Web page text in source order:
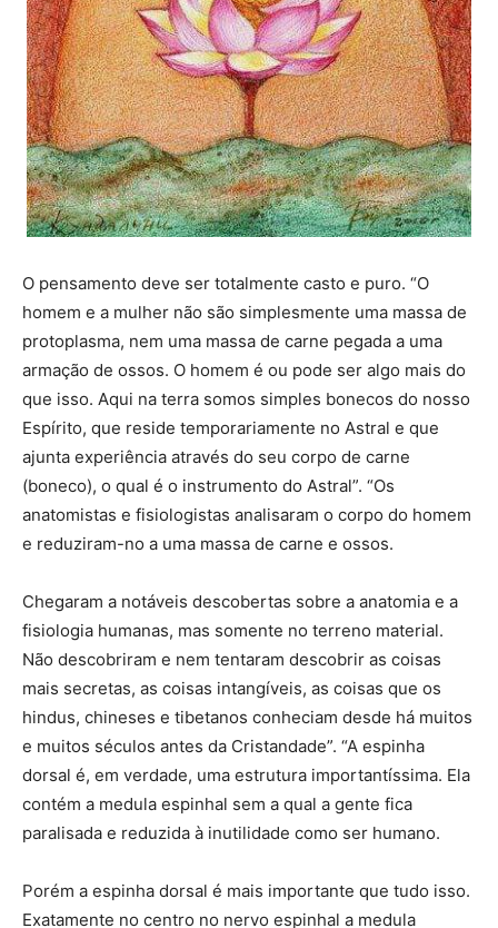
O pensamento deve ser totalmente casto e puro. “O
homem e a mulher não são simplesmente uma massa de
protoplasma, nem uma massa de carne pegada a uma
armação de ossos. O homem é ou pode ser algo mais do
que isso. Aqui na terra somos simples bonecos do nosso
Espírito, que reside temporariamente no Astral e que
ajunta experiência através do seu corpo de carne
(boneco), o qual é o instrumento do Astral”. “Os
anatomistas e fisiologistas analisaram o corpo do homem
e reduziram-no a uma massa de carne e ossos.
Chegaram a notáveis descobertas sobre a anatomia e a
fisiologia humanas, mas somente no terreno material.
Não descobriram e nem tentaram descobrir as coisas
mais secretas, as coisas intangíveis, as coisas que os
hindus, chineses e tibetanos conheciam desde há muitos
e muitos séculos antes da Cristandade”. “A espinha
dorsal é, em verdade, uma estrutura importantíssima. Ela
contém a medula espinhal sem a qual a gente fica
paralisada e reduzida à inutilidade como ser humano.
Porém a espinha dorsal é mais importante que tudo isso.
Exatamente no centro no nervo espinhal a medula